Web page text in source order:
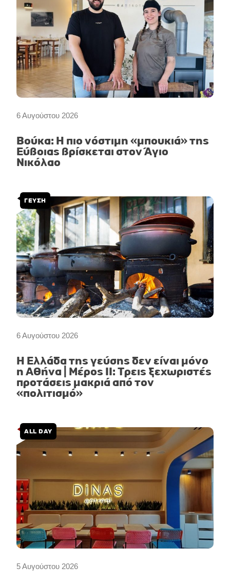
6 Αυγούστου 2026
Βούκα: Η πιο νόστιμη «μπουκιά» της
Εύβοιας βρίσκεται στον Άγιο
Νικόλαο
6 Αυγούστου 2026
ΓΕΥΣΗ
Η Ελλάδα της γεύσης δεν είναι μόνο
η Αθήνα | Μέρος II: Τρεις ξεχωριστές
προτάσεις μακριά από τον
«πολιτισμό»
5 Αυγούστου 2026
ALL DAY